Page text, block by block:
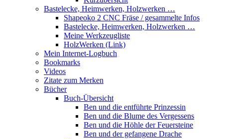
Bastelecke, Heimwerken, Holzwerken …
Shapeoko 2 CNC Fräse / gesammelte Infos
Bastelecke, Heimwerken, Holzwerken …
Meine Werkzeugliste
HolzWerken (Link)
Mein Internet-Logbuch
Bookmarks
Videos
Zitate zum Merken
Bücher
Buch-Übersicht
Ben und die entführte Prinzessin
Ben und die Blume des Vergessens
Ben und die Höhle der Feuersteine
Ben und der gefangene Drache